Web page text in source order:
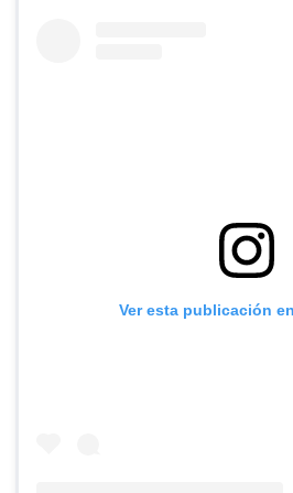
Ver esta publicación